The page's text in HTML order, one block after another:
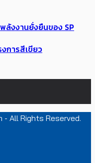
ลังงานยั่งยืนของ SP
การสีเขียว
All Rights Reserved.